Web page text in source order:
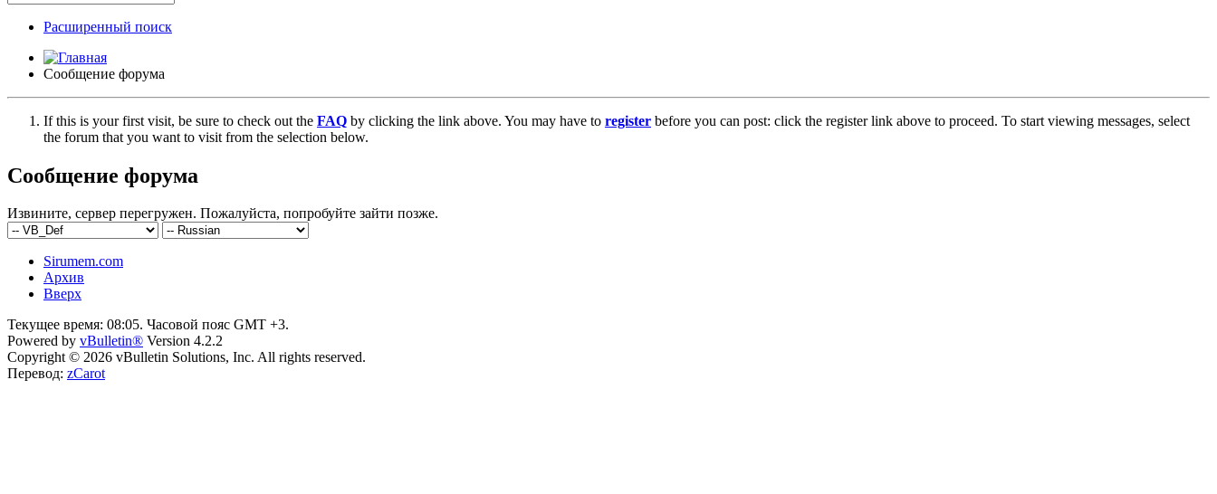
Расширенный поиск
Сообщение форума
If this is your first visit, be sure to check out the FAQ by clicking the link above. You may have to register before you can post: click the register link above to proceed. To start viewing messages, select
the forum that you want to visit from the selection below.
Сообщение форума
Извините, сервер перегружен. Пожалуйста, попробуйте зайти позже.
Sirumem.com
Архив
Вверх
Текущее время: 08:05. Часовой пояс GMT +3.
Powered by vBulletin® Version 4.2.2
Copyright © 2026 vBulletin Solutions, Inc. All rights reserved.
Перевод: zCarot